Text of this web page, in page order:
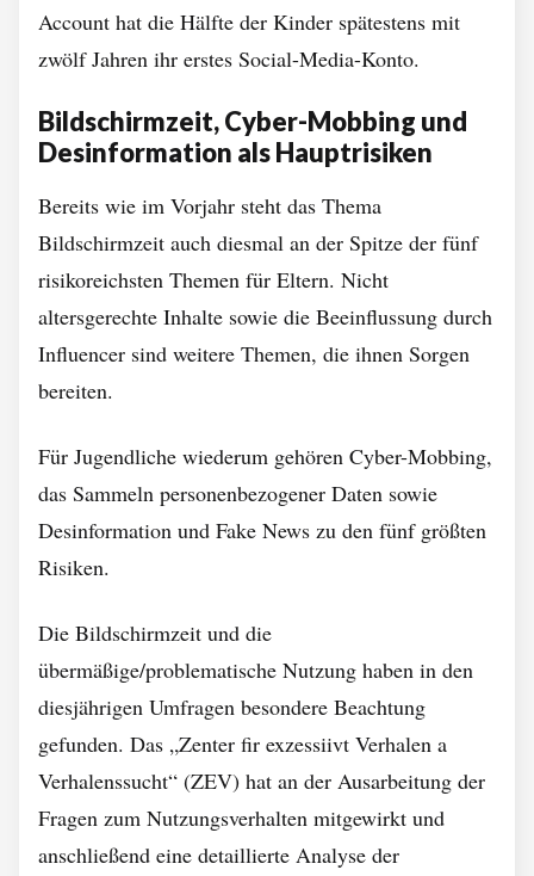
Account hat die Hälfte der Kinder spätestens mit
zwölf Jahren ihr erstes Social-Media-Konto.
Bildschirmzeit, Cyber-Mobbing und
Desinformation als Hauptrisiken
Bereits wie im Vorjahr steht das Thema
Bildschirmzeit auch diesmal an der Spitze der fünf
risikoreichsten Themen für Eltern. Nicht
altersgerechte Inhalte sowie die Beeinflussung durch
Influencer sind weitere Themen, die ihnen Sorgen
bereiten.
Für Jugendliche wiederum gehören Cyber-Mobbing,
das Sammeln personenbezogener Daten sowie
Desinformation und Fake News zu den fünf größten
Risiken.
Die Bildschirmzeit und die
übermäßige/problematische Nutzung haben in den
diesjährigen Umfragen besondere Beachtung
gefunden. Das „Zenter fir exzessiivt Verhalen a
Verhalenssucht“ (ZEV) hat an der Ausarbeitung der
Fragen zum Nutzungsverhalten mitgewirkt und
anschließend eine detaillierte Analyse der